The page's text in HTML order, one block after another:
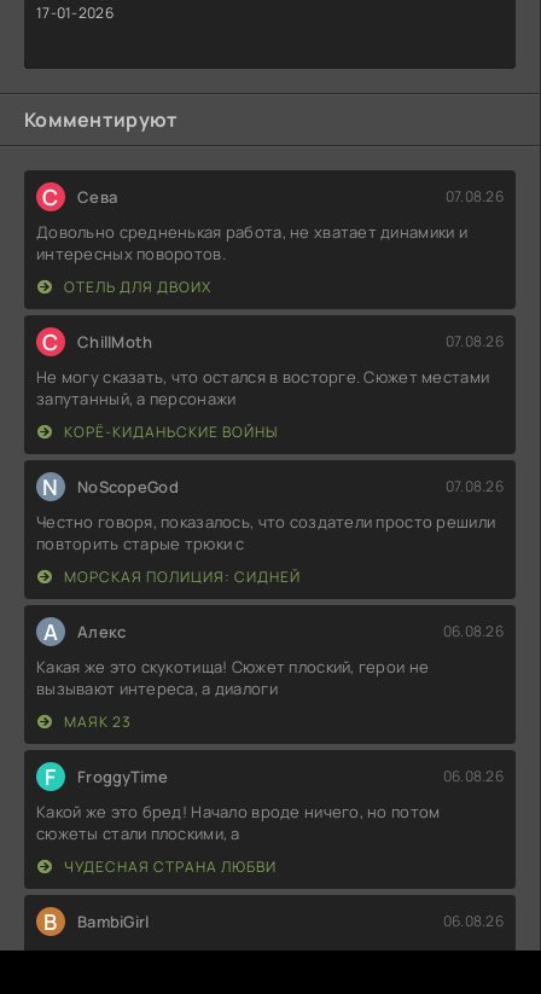
17-01-2026
Комментируют
С Севa 07.08.26
Довольно средненькая работа, не хватает динамики и
интересных поворотов.
ОТЕЛЬ ДЛЯ ДВОИХ
C ChillMoth 07.08.26
Не могу сказать, что остался в восторге. Сюжет местами
запутанный, а персонажи
КОРЁ-КИДАНЬСКИЕ ВОЙНЫ
N NoScopeGod 07.08.26
Честно говоря, показалось, что создатели просто решили
повторить старые трюки с
МОРСКАЯ ПОЛИЦИЯ: СИДНЕЙ
А Алекс 06.08.26
Какая же это скукотища! Сюжет плоский, герои не
вызывают интереса, а диалоги
МАЯК 23
F FroggyTime 06.08.26
Какой же это бред! Начало вроде ничего, но потом
сюжеты стали плоскими, а
ЧУДЕСНАЯ СТРАНА ЛЮБВИ
B BambiGirl 06.08.26
Такое чувство, что сценаристы не знали, в каком